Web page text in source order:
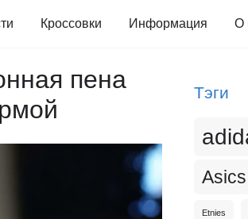
Кроссовки Информация О
пена
Тэги
Asics
Etnies